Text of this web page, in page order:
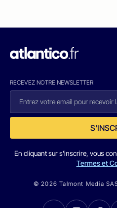
RECEVEZ NOTRE NEWSLETTER
En cliquant sur s'inscrire, vous
Termes et
© 2026 Talmont Media